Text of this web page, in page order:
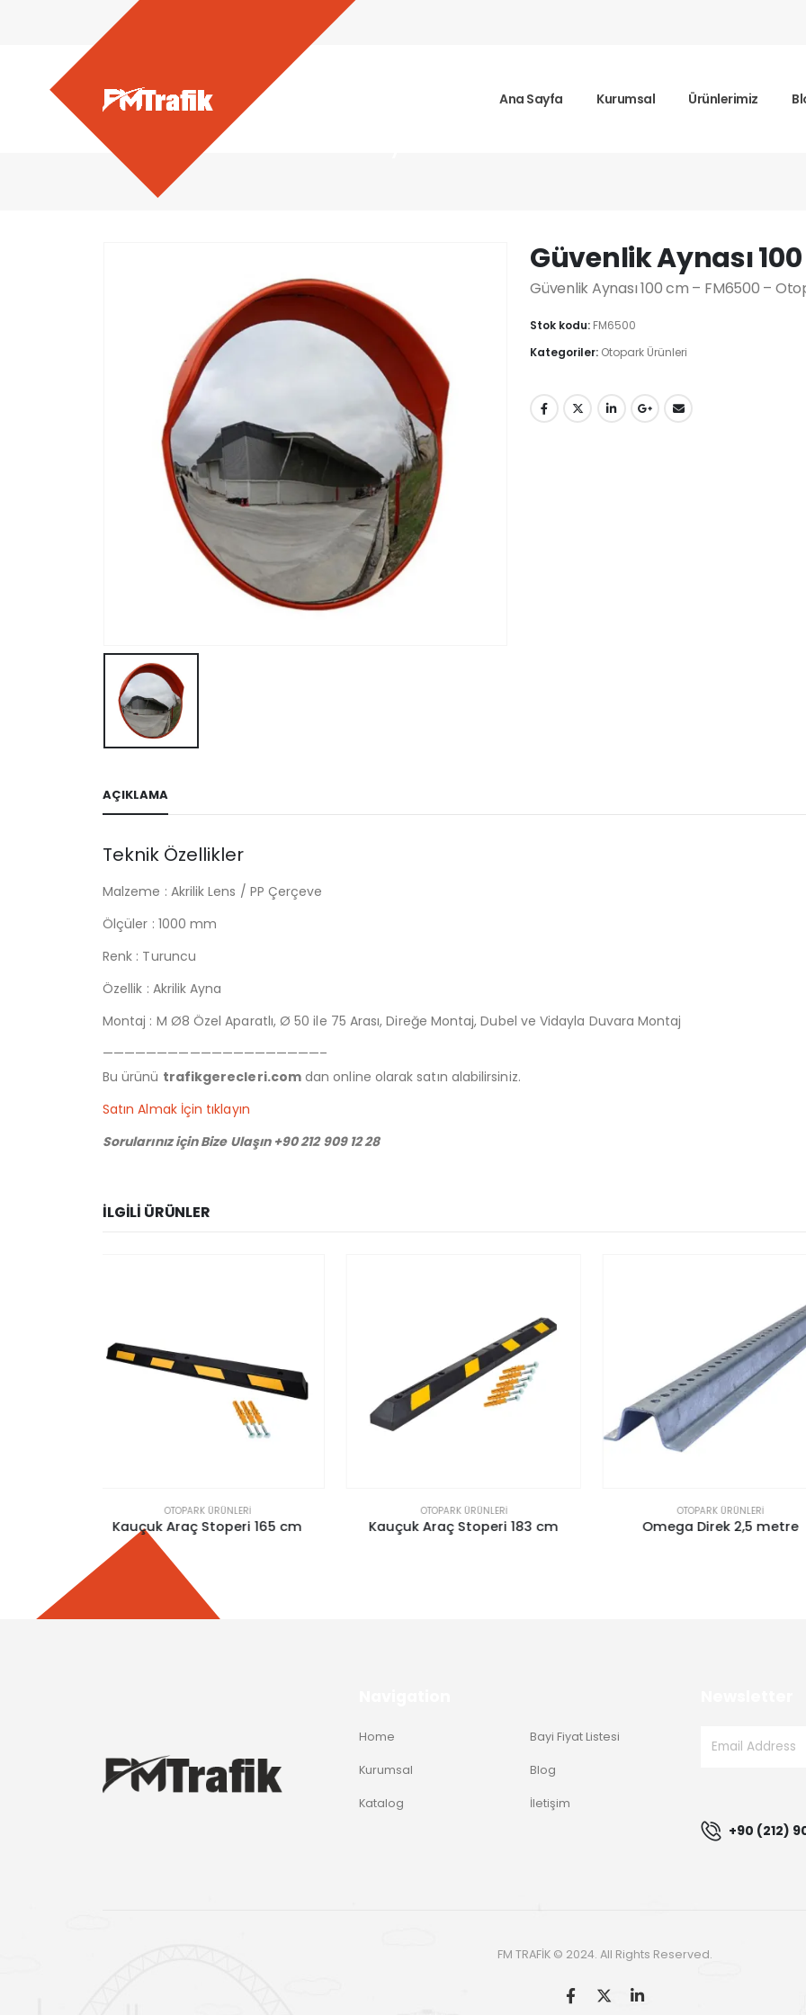
Ana Sayfa Kurumsal Ürünlerimiz
Ürünlerimiz - Güvenlik Aynası 100 cm
Güvenlik Aynası
Güvenlik Aynası 100 cm – FM6500 –
Stok kodu: FM6500
Kategoriler: Otopark Ürünleri
AÇIKLAMA
Teknik Özellikler
Malzeme : Akrilik Lens / PP Çerçeve
Ölçüler : 1000 mm
Renk : Turuncu
Özellik : Akrilik Ayna
Montaj : M Ø8 Özel Aparatlı, Ø 50 ile 75 Arası, Direğe Montaj, Dubel ve Vidayla Duvara Montaj
————————————————————–
Bu ürünü trafikgerecleri.comdan online olarak satın alabilirsiniz.
Satın Almak İçin tıklayın
Sorularınız için Bize Ulaşın +90 212 909 12 28
İLGILI ÜRÜNLER
OTOPARK ÜRÜNLERI
Kauçuk Araç Stoperi 183 cm
OTOPARK ÜRÜNLERI
Omega Direk 2,5 metre
OTOPARK ÜRÜNLERI
Home
Kurumsal
Katalog
Bayi Fiyat Listesi
Blog
İletişim
+90 (212)
FM TRAFİK © 2024. All Rights Reserved.